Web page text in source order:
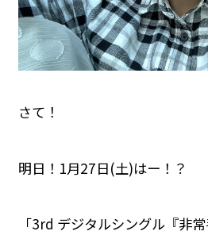
さて！
明日！1月27日(土)はー！？
「3rd デジタルシングル『非